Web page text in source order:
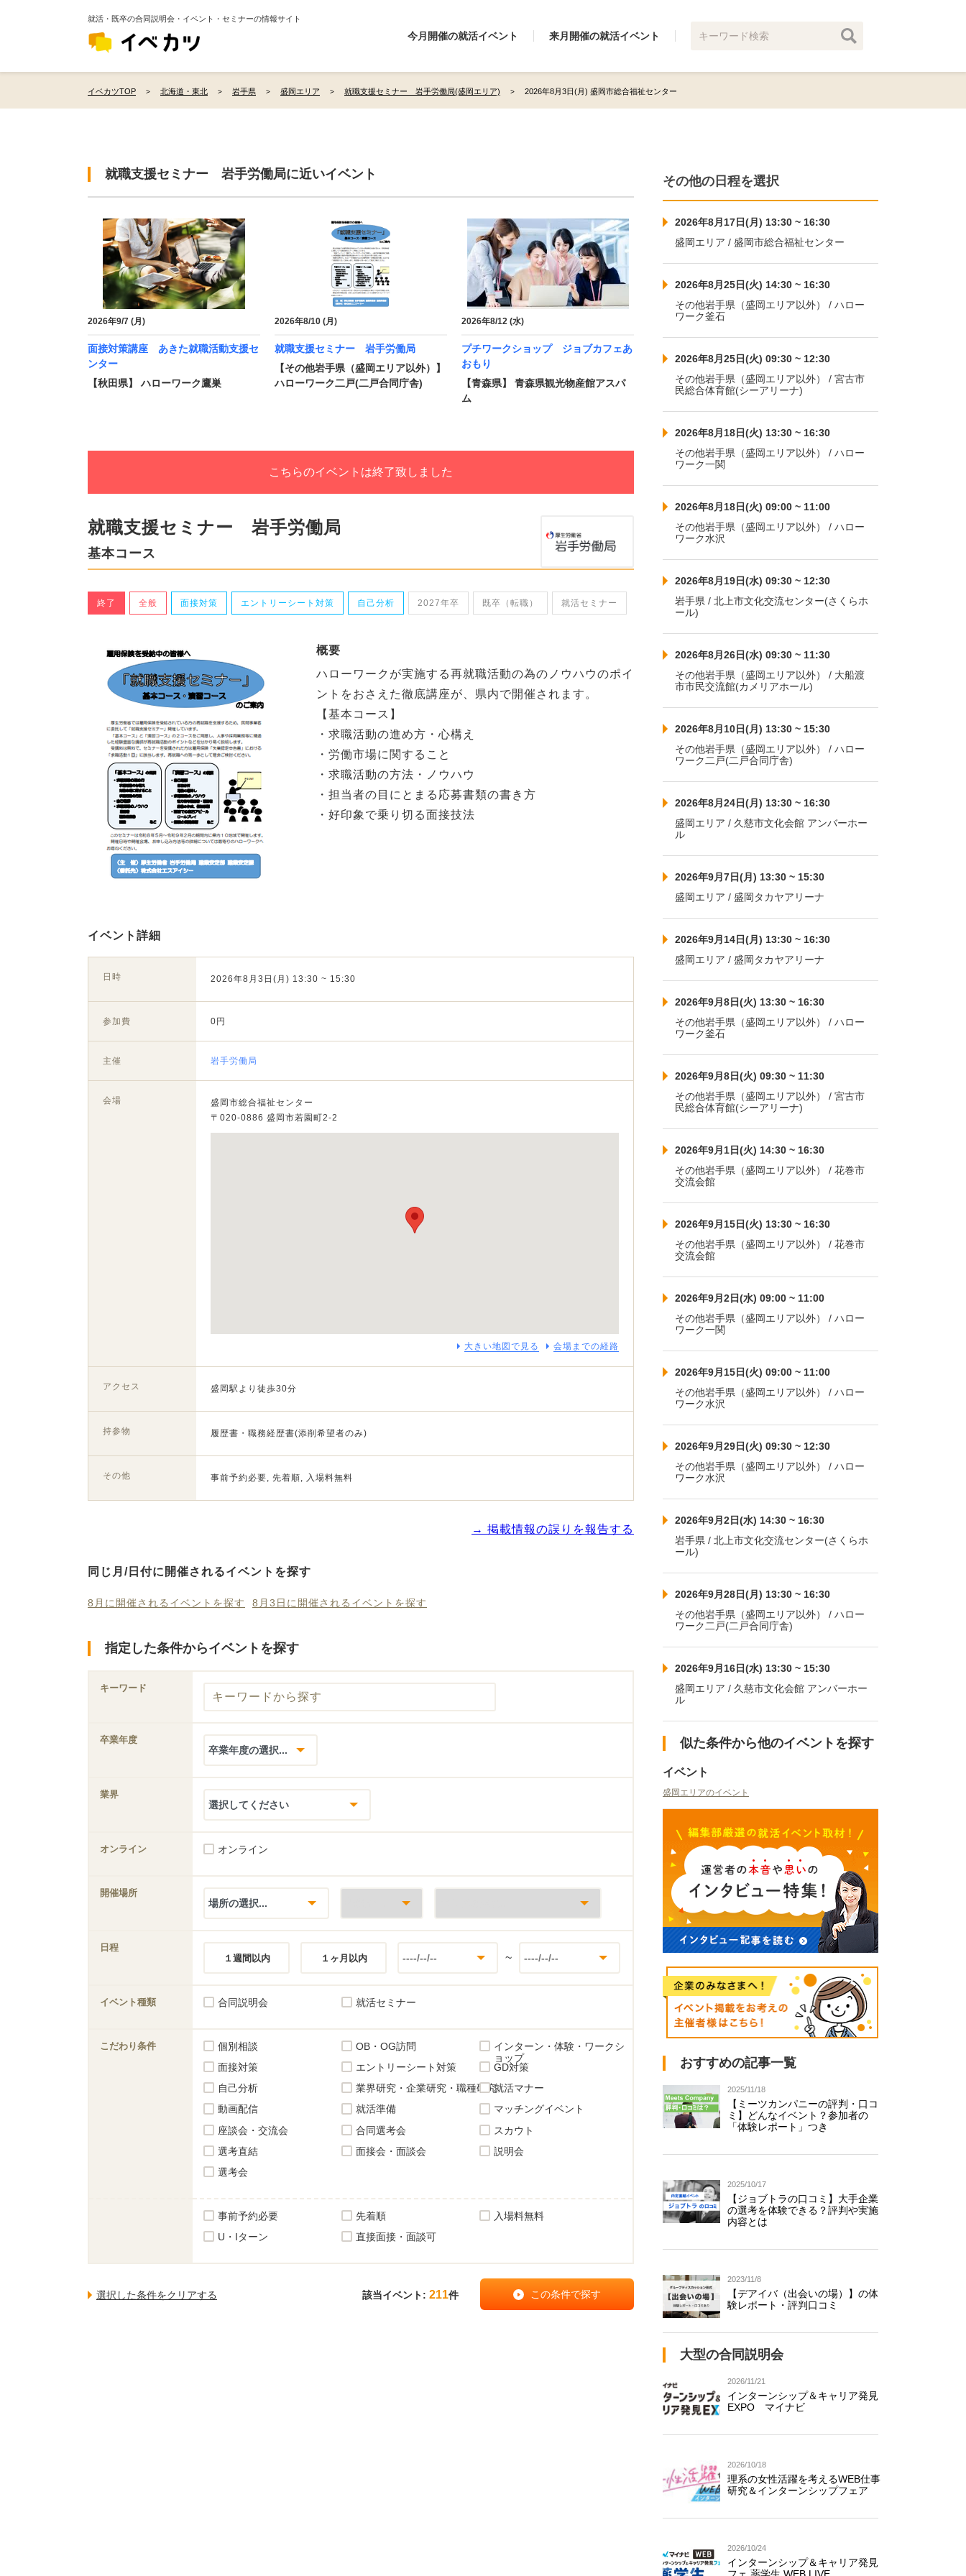
就活・既卒の合同説明会・イベント・セミナーの情報サイト
今月開催の就活イベント 来月開催の就活イベント
イベカツTOP 北海道・東北 岩手県 盛岡エリア 就職支援セミナー 岩手労働局(盛岡エリア) 2026年8月3日(月) 盛岡市総合福祉センター
就職支援セミナー 岩手労働局に近いイベント
2026年9/7 (月)
面接対策講座 あきた就職活動支援セ
ンター
【秋田県】 ハローワーク鷹巣
2026年8/10 (月)
就職支援セミナー 岩手労働局
【その他岩手県（盛岡エリア以外）】
ハローワーク二戸(二戸合同庁舎)
2026年8/12 (水)
プチワークショップ ジョブカフェあ
おもり
【青森県】 青森県観光物産館アスパ
ム
こちらのイベントは終了致しました
就職支援セミナー 岩手労働局
基本コース
終了 全般 面接対策 エントリーシート対策 自己分析 2027年卒 既卒（転職） 就活セミナー
概要
ハローワークが実施する再就職活動の為のノウハウのポイ
ントをおさえた徹底講座が、県内で開催されます。
【基本コース】
・求職活動の進め方・心構え
・労働市場に関すること
・求職活動の方法・ノウハウ
・担当者の目にとまる応募書類の書き方
・好印象で乗り切る面接技法
イベント詳細
日時 2026年8月3日(月) 13:30 ~ 15:30
参加費 0円
主催 岩手労働局
会場
盛岡市総合福祉センター
〒020-0886 盛岡市若園町2-2
大きい地図で見る 会場までの経路
アクセス 盛岡駅より徒歩30分
持参物 履歴書・職務経歴書(添削希望者のみ)
その他 事前予約必要, 先着順, 入場料無料
→ 掲載情報の誤りを報告する
同じ月/日付に開催されるイベントを探す
8月に開催されるイベントを探す 8月3日に開催されるイベントを探す
指定した条件からイベントを探す
キーワード
卒業年度
業界
オンライン オンライン
開催場所
日程
１週間以内
１ヶ月以内 ~
イベント種類 合同説明会 就活セミナー
こだわり条件 個別相談 OB・OG訪問
インターン・体験・ワークシ
ョップ
面接対策
エントリーシート対策
GD対策
自己分析
業界研究・企業研究・職種研究就活マナー
動画配信
就活準備
マッチングイベント
座談会・交流会
合同選考会
スカウト
選考直結
面接会・面談会
説明会
選考会
事前予約必要 先着順
入場料無料
U・Iターン
直接面接・面談可
該当イベント: 211件
その他の日程を選択
2026年8月17日(月) 13:30 ~ 16:30
盛岡エリア / 盛岡市総合福祉センター
2026年8月25日(火) 14:30 ~ 16:30
その他岩手県（盛岡エリア以外） / ハロー
ワーク釜石
2026年8月25日(火) 09:30 ~ 12:30
その他岩手県（盛岡エリア以外） / 宮古市
民総合体育館(シーアリーナ)
2026年8月18日(火) 13:30 ~ 16:30
その他岩手県（盛岡エリア以外） / ハロー
ワーク一関
2026年8月18日(火) 09:00 ~ 11:00
その他岩手県（盛岡エリア以外） / ハロー
ワーク水沢
2026年8月19日(水) 09:30 ~ 12:30
岩手県 / 北上市文化交流センター(さくらホ
ール)
2026年8月26日(水) 09:30 ~ 11:30
その他岩手県（盛岡エリア以外） / 大船渡
市市民交流館(カメリアホール)
2026年8月10日(月) 13:30 ~ 15:30
その他岩手県（盛岡エリア以外） / ハロー
ワーク二戸(二戸合同庁舎)
2026年8月24日(月) 13:30 ~ 16:30
盛岡エリア / 久慈市文化会館 アンバーホー
ル
2026年9月7日(月) 13:30 ~ 15:30
盛岡エリア / 盛岡タカヤアリーナ
2026年9月14日(月) 13:30 ~ 16:30
盛岡エリア / 盛岡タカヤアリーナ
2026年9月8日(火) 13:30 ~ 16:30
その他岩手県（盛岡エリア以外） / ハロー
ワーク釜石
2026年9月8日(火) 09:30 ~ 11:30
その他岩手県（盛岡エリア以外） / 宮古市
民総合体育館(シーアリーナ)
2026年9月1日(火) 14:30 ~ 16:30
その他岩手県（盛岡エリア以外） / 花巻市
交流会館
2026年9月15日(火) 13:30 ~ 16:30
その他岩手県（盛岡エリア以外） / 花巻市
交流会館
2026年9月2日(水) 09:00 ~ 11:00
その他岩手県（盛岡エリア以外） / ハロー
ワーク一関
2026年9月15日(火) 09:00 ~ 11:00
その他岩手県（盛岡エリア以外） / ハロー
ワーク水沢
2026年9月29日(火) 09:30 ~ 12:30
その他岩手県（盛岡エリア以外） / ハロー
ワーク水沢
2026年9月2日(水) 14:30 ~ 16:30
岩手県 / 北上市文化交流センター(さくらホ
ール)
2026年9月28日(月) 13:30 ~ 16:30
その他岩手県（盛岡エリア以外） / ハロー
ワーク二戸(二戸合同庁舎)
2026年9月16日(水) 13:30 ~ 15:30
盛岡エリア / 久慈市文化会館 アンバーホー
ル
似た条件から他のイベントを探す
イベント
盛岡エリアのイベント
おすすめの記事一覧
2025/11/18
【ミーツカンパニーの評判・口コ
ミ】どんなイベント？参加者の
「体験レポート」つき
2025/10/17
【ジョブトラの口コミ】大手企業
の選考を体験できる？評判や実施
内容とは
2023/11/8
【デアイバ（出会いの場）】の体
験レポート・評判口コミ
大型の合同説明会
2026/11/21
インターンシップ＆キャリア発見
EXPO マイナビ
2026/10/18
理系の女性活躍を考えるWEB仕事
研究＆インターンシップフェア
2026/10/24
インターンシップ＆キャリア発見
フェ 薬学生 WEB LIVE